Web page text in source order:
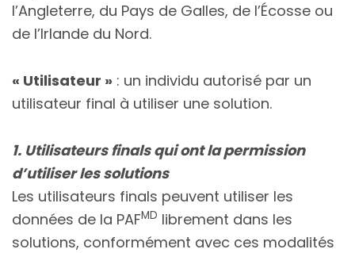
l’Angleterre, du Pays de Galles, de l’Écosse ou
de l’Irlande du Nord.
« Utilisateur » : un individu autorisé par un
utilisateur final à utiliser une solution.
1. Utilisateurs finals qui ont la permission
d’utiliser les solutions
Les utilisateurs finals peuvent utiliser les
données de la PAFMD librement dans les
solutions, conformément avec ces modalités